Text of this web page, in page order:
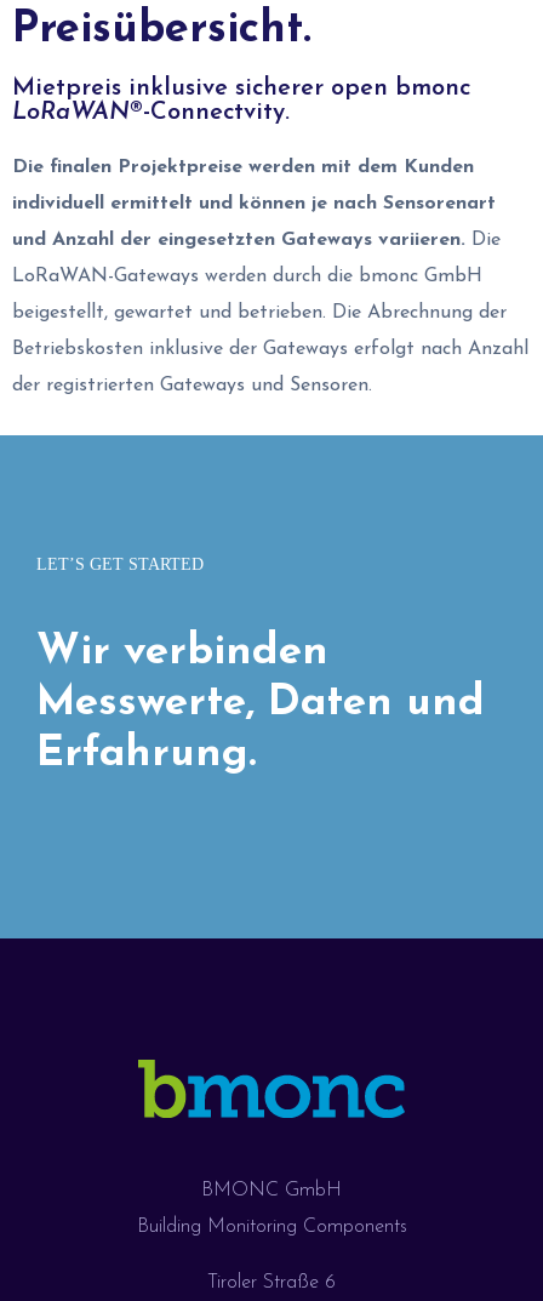
Preisübersicht.
Mietpreis inklusive sicherer open bmonc
LoRaWAN®-Connectvity.
Die finalen Projektpreise werden mit dem Kunden
individuell ermittelt und können je nach Sensorenart
und Anzahl der eingesetzten Gateways variieren. Die
LoRaWAN-Gateways werden durch die bmonc GmbH
beigestellt, gewartet und betrieben. Die Abrechnung der
Betriebskosten inklusive der Gateways erfolgt nach Anzahl
der registrierten Gateways und Sensoren.
LET’S GET STARTED
Wir verbinden
Messwerte, Daten und
Erfahrung.
BMONC GmbH
Building Monitoring Components
Tiroler Straße 6